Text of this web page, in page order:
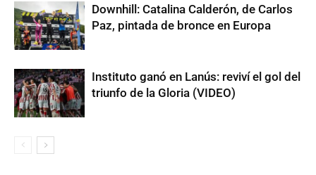
Downhill: Catalina Calderón, de Carlos
Paz, pintada de bronce en Europa
Instituto ganó en Lanús: reviví el gol del
triunfo de la Gloria (VIDEO)